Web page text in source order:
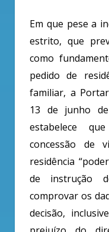
Em que pese a
estrito, que
como
pedido de
familiar, a
13 de junho
estabelece
concessão de
residência
de instrução
comprovar os
decisão,